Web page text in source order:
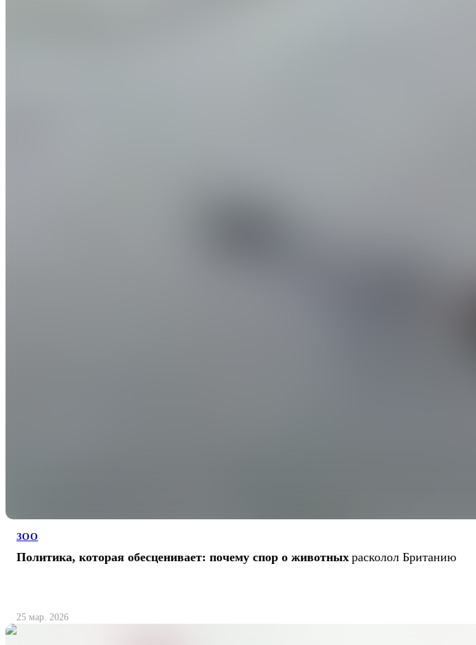
ЗОО
Политика, которая обесценивает: почему спор о животных расколол Британию
25 мар. 2026